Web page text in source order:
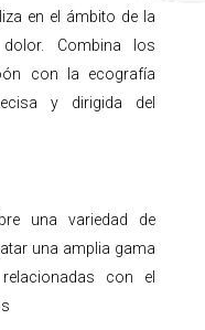
en el ámbito de la
Combina los
con la ecografía
y dirigida del
una variedad de
una amplia gama
con el